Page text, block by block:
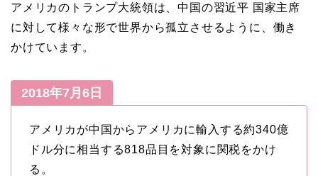
アメリカのトランプ大統領は、中国の習近平 国家主席
に対して様々な形で世界から孤立させるように、働き
かけています。
2018年7月6日
アメリカが中国からアメリカに輸入する約340億
ドル分に相当する818品目を対象に関税をかけ
る。